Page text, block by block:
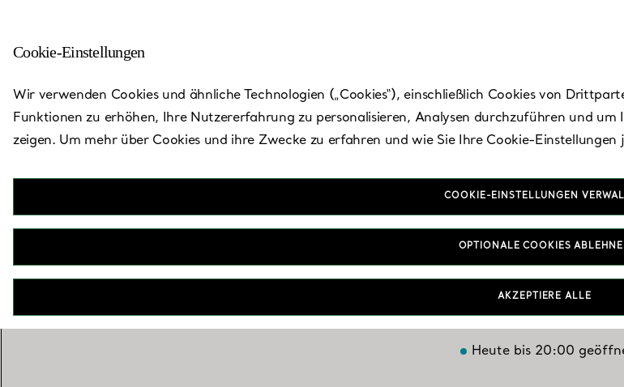
Zurück zu „Store finden“
Shinsegae
Heute bis 20:00
Cookie-Einstellungen
Wir verwenden Cookies und ähnliche Technologien („Cookies“), einschließlich Cookies von
Funktionen zu erhöhen, Ihre Nutzererfahrung zu personalisieren, Analysen durchzuführen und
zeigen. Um mehr über Cookies und ihre Zwecke zu erfahren und wie Sie Ihre Cookie-Einstellungen
COOKIE-EINSTELLUNGEN
OPTIONALE COOKIES
AKZEPTIERE ALLE